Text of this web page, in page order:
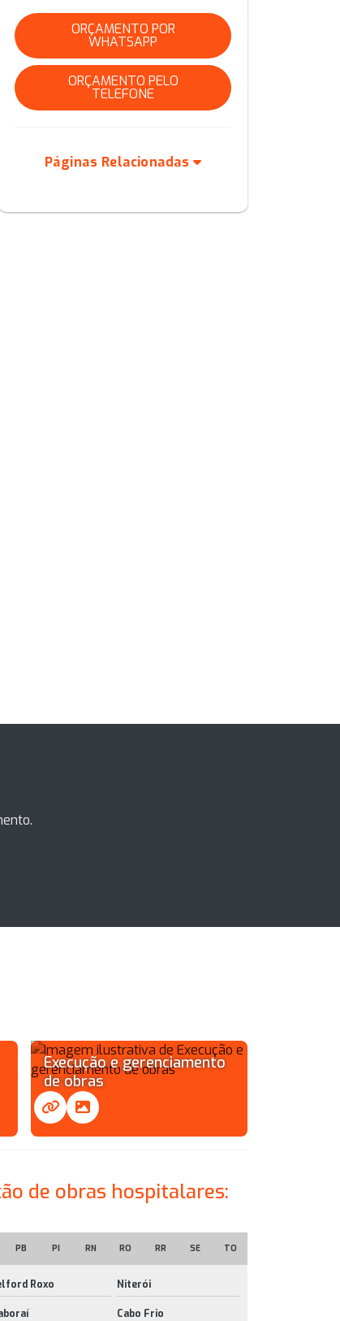
ORÇAMENTO POR
WHATSAPP
ORÇAMENTO PELO
TELEFONE
Páginas Relacionadas
Execução e gerenciamento
de obras
de obras hospitalares:
PB PI RN RO RR SE TO
Roxo Niterói
Cabo Frio